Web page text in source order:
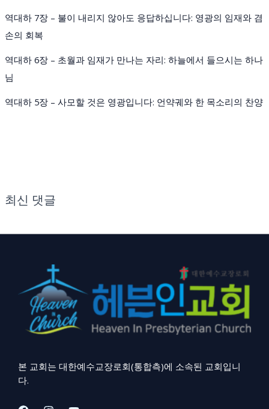
역대하 7장 – 불이 내리지 않아도 응답하십니다: 영광의 임재와 겸
손의 회복
역대하 6장 – 초월과 임재가 만나는 자리: 하늘에서 들으시는 하나
님
역대하 5장 – 사모할 것은 영광입니다: 언약궤와 한 목소리의 찬양
최신 댓글
본 교회는 대한예수교장로회(통합측)에 소속된 교회입니
다.